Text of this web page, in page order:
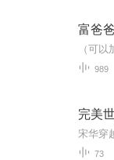
富爸
989
完美
73